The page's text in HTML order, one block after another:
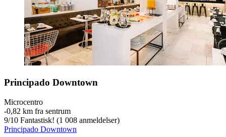
Principado Downtown
Microcentro
‐0,82 km fra sentrum
9/10 Fantastisk! (1 008 anmeldelser)
Principado Downtown